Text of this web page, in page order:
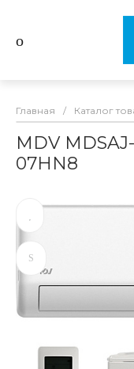
Главная / Каталог
MDV
07HN8